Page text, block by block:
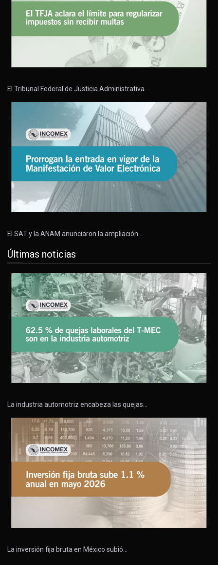
El Tribunal Federal de Justicia Administrativa…
El SAT y la ANAM anunciaron la ampliación…
Últimas noticias
La industria automotriz encabeza las quejas…
La inversión fija bruta en México subió…